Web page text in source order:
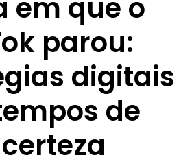
em que o
parou:
digitais
de